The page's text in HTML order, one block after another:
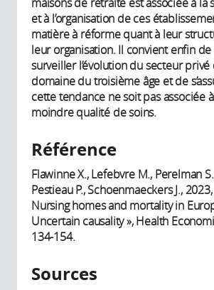
et à l’organisation de ces
matière à réforme quant à leur
leur organisation. Il convient enfin de
surveiller l’évolution du secteur privé
domaine du troisième âge et de
cette tendance ne soit pas associée
moindre qualité de soins.
Référence
Flawinne X., Lefebvre M., Perelman
Pestieau P., Schoenmaeckers J., 2023,
Nursing homes and mortality in
Uncertain causality », Health
134-154.
Sources